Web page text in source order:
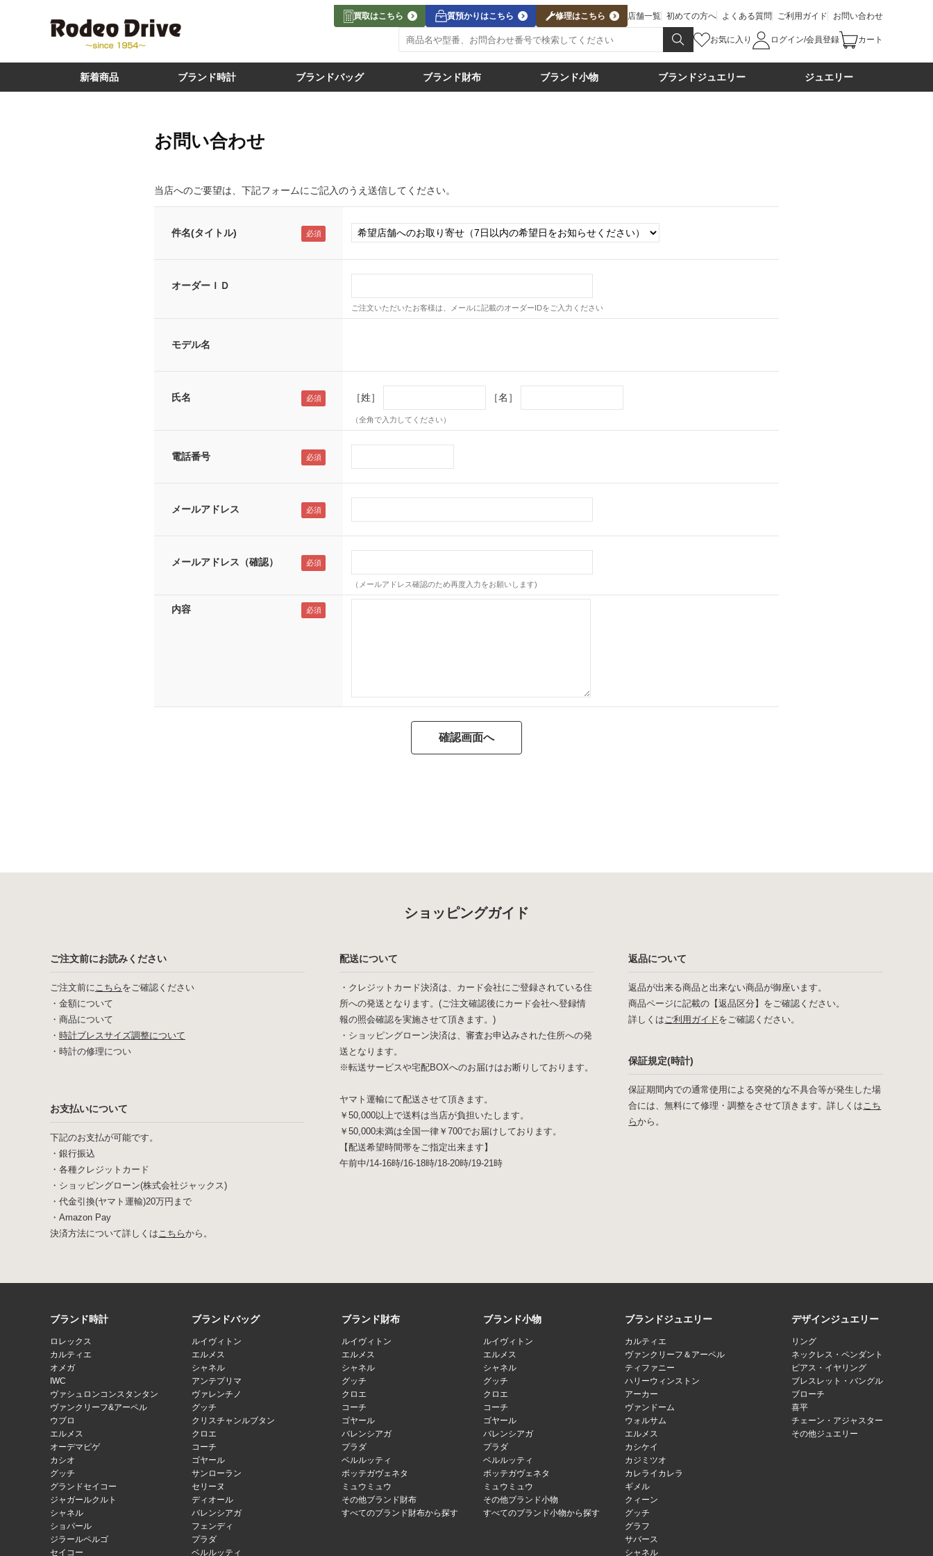
買取はこちら 質預かりはこちら 修理はこちら 店舗一覧 初めての方へ よくある質問 ご利用ガイド お問い合わせ
お気に入り ログイン/会員登録 カート
新着商品 ブランド時計 ブランドバッグ ブランド財布 ブランド小物 ブランドジュエリー ジュエリー
お問い合わせ
当店へのご要望は、下記フォームにご記入のうえ送信してください。
件名(タイトル)
オーダーＩＤ
ご注文いただいたお客様は、メールに記載のオーダーIDをご入力ください
モデル名
氏名 ［姓］ ［名］
（全角で入力してください）
電話番号
メールアドレス
メールアドレス（確認）
（メールアドレス確認のため再度入力をお願いします)
内容
ショッピングガイド
ご注文前にお読みください
ご注文前にこちら をご確認ください
・ 金額について
・ 商品について
・ 時計ブレスサイズ調整について
・ 時計の修理につい
お支払いについて
下記のお支払が可能です。
・銀行振込
・各種クレジットカード
・ショッピングローン(株式会社ジャックス)
・代金引換(ヤマト運輸)20万円まで
・Amazon Pay
決済方法について詳しくはこちらから。
配送について
・クレジットカード決済は、カード会社にご登録されている住
所への発送となります。(ご注文確認後にカード会社へ登録情
報の照会確認を実施させて頂きます。)
・ショッピングローン決済は、審査お申込みされた住所への発
送となります。
※転送サービスや宅配BOXへのお届けはお断りしております。
ヤマト運輸にて配送させて頂きます。
￥50,000以上で送料は当店が負担いたします。
￥50,000未満は全国一律￥700でお届けしております。
【配送希望時間帯をご指定出来ます】
午前中/14-16時/16-18時/18-20時/19-21時
返品について
返品が出来る商品と出来ない商品が御座います。
商品ページに記載の【返品区分】をご確認ください。
詳しくはご利用ガイドをご確認ください。
保証規定(時計)
保証期間内での通常使用による突発的な不具合等が発生した場
合には、無料にて修理・調整をさせて頂きます。詳しくはこち
らから。
ブランド時計
ロレックス
カルティエ
オメガ
IWC
ヴァシュロンコンスタンタン
ヴァンクリーフ&アーペル
ウブロ
エルメス
オーデマピゲ
カシオ
グッチ
グランドセイコー
ジャガールクルト
シャネル
ショパール
ジラールペルゴ
セイコー
ブランドバッグ
ルイヴィトン
エルメス
シャネル
アンテプリマ
ヴァレンチノ
グッチ
クリスチャンルブタン
クロエ
コーチ
ゴヤール
サンローラン
セリーヌ
ディオール
バレンシアガ
フェンディ
プラダ
ベルルッティ
ブランド財布
ルイヴィトン
エルメス
シャネル
グッチ
クロエ
コーチ
ゴヤール
バレンシアガ
プラダ
ベルルッティ
ボッテガヴェネタ
ミュウミュウ
その他ブランド財布
すべてのブランド財布から探す
ブランド小物
ルイヴィトン
エルメス
シャネル
グッチ
クロエ
コーチ
ゴヤール
バレンシアガ
プラダ
ベルルッティ
ボッテガヴェネタ
ミュウミュウ
その他ブランド小物
すべてのブランド小物から探す
ブランドジュエリー
カルティエ
ヴァンクリーフ＆アーペル
ティファニー
ハリーウィンストン
アーカー
ヴァンドーム
ウォルサム
エルメス
カシケイ
カジミツオ
カレライカレラ
ギメル
クィーン
グッチ
グラフ
サバース
シャネル
デザインジュエリー
リング
ネックレス・ペンダント
ピアス・イヤリング
ブレスレット・バングル
ブローチ
喜平
チェーン・アジャスター
その他ジュエリー